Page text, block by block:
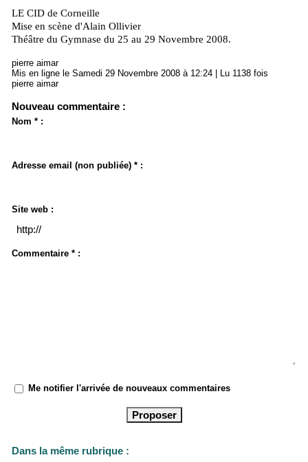
LE CID de Corneille
Mise en scène d'Alain Ollivier
Théâtre du Gymnase du 25 au 29 Novembre 2008.
pierre aimar
Mis en ligne le Samedi 29 Novembre 2008 à 12:24 | Lu 1138 fois
pierre aimar
Nouveau commentaire :
Nom * :
Adresse email (non publiée) * :
Site web :
Commentaire * :
Me notifier l'arrivée de nouveaux commentaires
Dans la même rubrique :